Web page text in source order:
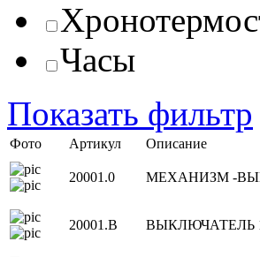
Часы
Показать фильтр
Фото Артикул Описание
20001.0 МЕХАНИЗМ -
20001.B ВЫКЛЮЧАТЕЛЬ